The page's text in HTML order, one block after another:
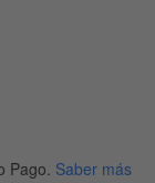
Pago. Saber más